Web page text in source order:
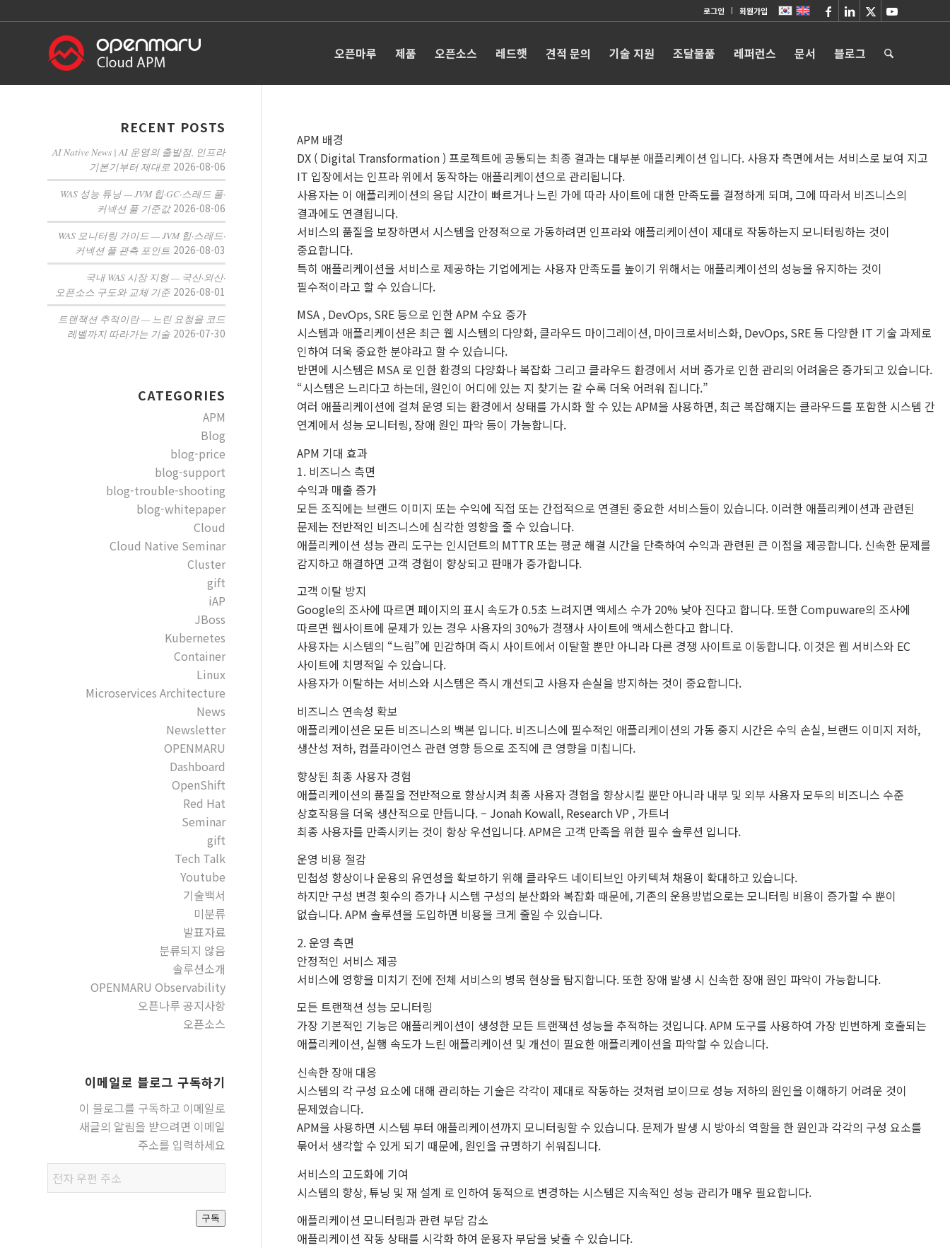
로그인 회원가입
오픈마루 제품 오픈소스 레드햇 견적 문의 기술 지원 조달물품 레퍼런스 문서 블로그
APM 배경
DX ( Digital Transformation ) 프로젝트에 공통되는 최종 결과는 대부분 애플리케이션 입니다. 사용자 측면에서는 서비스로 보여 지고
IT 입장에서는 인프라 위에서 동작하는 애플리케이션으로 관리됩니다.
사용자는 이 애플리케이션의 응답 시간이 빠르거나 느린 가에 따라 사이트에 대한 만족도를 결정하게 되며, 그에 따라서 비즈니스의
결과에도 연결됩니다.
서비스의 품질을 보장하면서 시스템을 안정적으로 가동하려면 인프라와 애플리케이션이 제대로 작동하는지 모니터링하는 것이
중요합니다.
특히 애플리케이션을 서비스로 제공하는 기업에게는 사용자 만족도를 높이기 위해서는 애플리케이션의 성능을 유지하는 것이
필수적이라고 할 수 있습니다.
MSA , DevOps, SRE 등으로 인한 APM 수요 증가
시스템과 애플리케이션은 최근 웹 시스템의 다양화, 클라우드 마이그레이션, 마이크로서비스화, DevOps, SRE 등 다양한 IT 기술 과제로
인하여 더욱 중요한 분야라고 할 수 있습니다.
반면에 시스템은 MSA 로 인한 환경의 다양화나 복잡화 그리고 클라우드 환경에서 서버 증가로 인한 관리의 어려움은 증가되고 있습니다.
“시스템은 느리다고 하는데, 원인이 어디에 있는 지 찾기는 갈 수록 더욱 어려워 집니다.”
여러 애플리케이션에 걸쳐 운영 되는 환경에서 상태를 가시화 할 수 있는 APM을 사용하면, 최근 복잡해지는 클라우드를 포함한 시스템 간
연계에서 성능 모니터링, 장애 원인 파악 등이 가능합니다.
APM 기대 효과
1. 비즈니스 측면
수익과 매출 증가
모든 조직에는 브랜드 이미지 또는 수익에 직접 또는 간접적으로 연결된 중요한 서비스들이 있습니다. 이러한 애플리케이션과 관련된
문제는 전반적인 비즈니스에 심각한 영향을 줄 수 있습니다.
애플리케이션 성능 관리 도구는 인시던트의 MTTR 또는 평균 해결 시간을 단축하여 수익과 관련된 큰 이점을 제공합니다. 신속한 문제를
감지하고 해결하면 고객 경험이 향상되고 판매가 증가합니다.
고객 이탈 방지
Google의 조사에 따르면 페이지의 표시 속도가 0.5초 느려지면 액세스 수가 20% 낮아 진다고 합니다. 또한 Compuware의 조사에
따르면 웹사이트에 문제가 있는 경우 사용자의 30%가 경쟁사 사이트에 액세스한다고 합니다.
사용자는 시스템의 “느림”에 민감하며 즉시 사이트에서 이탈할 뿐만 아니라 다른 경쟁 사이트로 이동합니다. 이것은 웹 서비스와 EC
사이트에 치명적일 수 있습니다.
사용자가 이탈하는 서비스와 시스템은 즉시 개선되고 사용자 손실을 방지하는 것이 중요합니다.
비즈니스 연속성 확보
애플리케이션은 모든 비즈니스의 백본 입니다. 비즈니스에 필수적인 애플리케이션의 가동 중지 시간은 수익 손실, 브랜드 이미지 저하,
생산성 저하, 컴플라이언스 관련 영향 등으로 조직에 큰 영향을 미칩니다.
향상된 최종 사용자 경험
애플리케이션의 품질을 전반적으로 향상시켜 최종 사용자 경험을 향상시킬 뿐만 아니라 내부 및 외부 사용자 모두의 비즈니스 수준
상호작용을 더욱 생산적으로 만듭니다. – Jonah Kowall, Research VP , 가트너
최종 사용자를 만족시키는 것이 항상 우선입니다. APM은 고객 만족을 위한 필수 솔루션 입니다.
운영 비용 절감
민첩성 향상이나 운용의 유연성을 확보하기 위해 클라우드 네이티브인 아키텍쳐 채용이 확대하고 있습니다.
하지만 구성 변경 횟수의 증가나 시스템 구성의 분산화와 복잡화 때문에, 기존의 운용방법으로는 모니터링 비용이 증가할 수 뿐이
없습니다. APM 솔루션을 도입하면 비용을 크게 줄일 수 있습니다.
2. 운영 측면
안정적인 서비스 제공
서비스에 영향을 미치기 전에 전체 서비스의 병목 현상을 탐지합니다. 또한 장애 발생 시 신속한 장애 원인 파악이 가능합니다.
모든 트랜잭션 성능 모니터링
가장 기본적인 기능은 애플리케이션이 생성한 모든 트랜잭션 성능을 추적하는 것입니다. APM 도구를 사용하여 가장 빈번하게 호출되는
애플리케이션, 실행 속도가 느린 애플리케이션 및 개선이 필요한 애플리케이션을 파악할 수 있습니다.
신속한 장애 대응
시스템의 각 구성 요소에 대해 관리하는 기술은 각각이 제대로 작동하는 것처럼 보이므로 성능 저하의 원인을 이해하기 어려운 것이
문제였습니다.
APM을 사용하면 시스템 부터 애플리케이션까지 모니터링할 수 있습니다. 문제가 발생 시 방아쇠 역할을 한 원인과 각각의 구성 요소를
묶어서 생각할 수 있게 되기 때문에, 원인을 규명하기 쉬워집니다.
서비스의 고도화에 기여
시스템의 향상, 튜닝 및 재 설계 로 인하여 동적으로 변경하는 시스템은 지속적인 성능 관리가 매우 필요합니다.
애플리케이션 모니터링과 관련 부담 감소
애플리케이션 작동 상태를 시각화 하여 운용자 부담을 낮출 수 있습니다.
RECENT POSTS
AI Native News | AI 운영의 출발점, 인프라
기본기부터 제대로 2026-08-06
WAS 성능 튜닝 — JVM 힙·GC·스레드 풀·
커넥션 풀 기준값 2026-08-06
WAS 모니터링 가이드 — JVM 힙·스레드·
커넥션 풀 관측 포인트 2026-08-03
국내 WAS 시장 지형 — 국산·외산·
오픈소스 구도와 교체 기준 2026-08-01
트랜잭션 추적이란 — 느린 요청을 코드
레벨까지 따라가는 기술 2026-07-30
CATEGORIES
APM
Blog
blog-price
blog-support
blog-trouble-shooting
blog-whitepaper
Cloud
Cloud Native Seminar
Cluster
gift
iAP
JBoss
Kubernetes
Container
Linux
Microservices Architecture
News
Newsletter
OPENMARU
Dashboard
OpenShift
Red Hat
Seminar
gift
Tech Talk
Youtube
기술백서
미분류
발표자료
분류되지 않음
솔루션소개
OPENMARU Observability
오픈나루 공지사항
오픈소스
이메일로 블로그 구독하기
이 블로그를 구독하고 이메일로
새글의 알림을 받으려면 이메일
주소를 입력하세요
우편
주소
구독